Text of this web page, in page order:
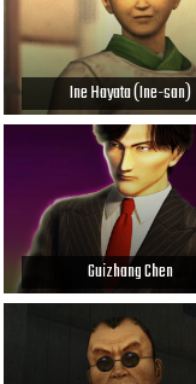
Ine Hayata (Ine-san)
Guizhang Chen